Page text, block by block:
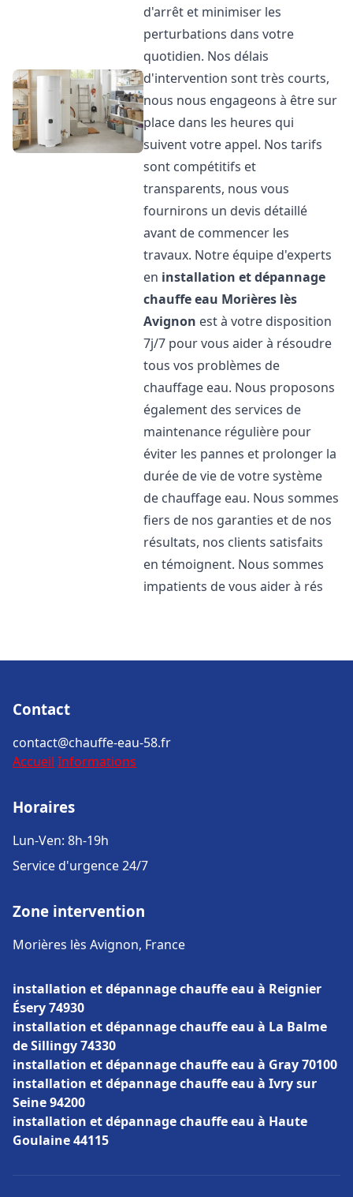
d'arrêt et minimiser les
perturbations dans votre
quotidien. Nos délais
d'intervention sont très courts,
nous nous engageons à être sur
place dans les heures qui
suivent votre appel. Nos tarifs
sont compétitifs et
transparents, nous vous
fournirons un devis détaillé
avant de commencer les
travaux. Notre équipe d'experts
en installation et dépannage
chauffe eau Morières lès
Avignon est à votre disposition
7j/7 pour vous aider à résoudre
tous vos problèmes de
chauffage eau. Nous proposons
également des services de
maintenance régulière pour
éviter les pannes et prolonger la
durée de vie de votre système
de chauffage eau. Nous sommes
fiers de nos garanties et de nos
résultats, nos clients satisfaits
en témoignent. Nous sommes
impatients de vous aider à rés
Contact
contact@chauffe-eau-58.fr
Accueil Informations
Horaires
Lun-Ven: 8h-19h
Service d'urgence 24/7
Zone intervention
Morières lès Avignon, France
installation et dépannage chauffe eau à Reignier
Ésery 74930
installation et dépannage chauffe eau à La Balme
de Sillingy 74330
installation et dépannage chauffe eau à Gray 70100
installation et dépannage chauffe eau à Ivry sur
Seine 94200
installation et dépannage chauffe eau à Haute
Goulaine 44115